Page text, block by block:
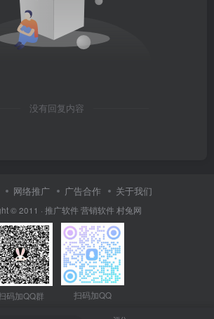
没有回复内容
网络推广 广告合作 关于我们
© 2011 · 推广软件营销软件村兔网
码加QQ群 扫码加QQ